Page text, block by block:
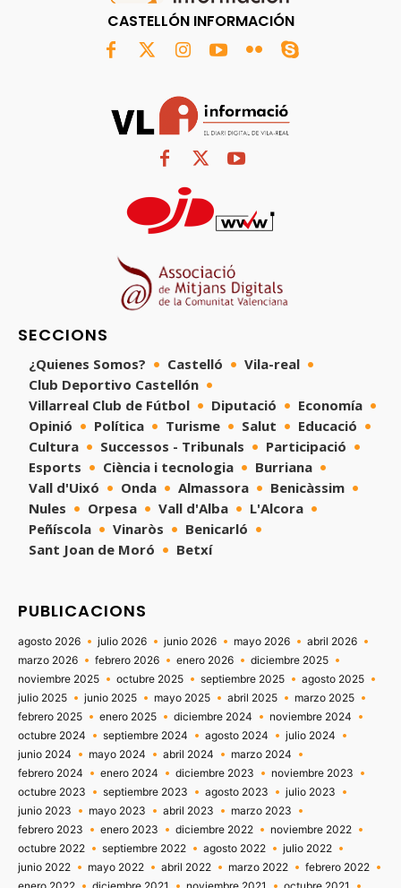
CASTELLÓN INFORMACIÓN
SECCIONS
¿Quienes Somos? Castelló
Vila-real
Club Deportivo Castellón
Villarreal Club de Fútbol
Diputació
Economía
Opinió
Política Turisme Salut
Educació
Cultura
Successos - Tribunals
Participació
Esports
Ciència i tecnologia
Burriana
Vall d'Uixó
Onda Almassora
Benicàssim
Nules
Orpesa Vall d'Alba
L'Alcora
Peñíscola
Vinaròs
Benicarló
Sant Joan de Moró
Betxí
PUBLICACIONS
agosto 2026 julio 2026 junio 2026 mayo 2026
abril 2026
marzo 2026
febrero 2026 enero 2026
diciembre 2025
noviembre 2025
octubre 2025 septiembre 2025
agosto 2025
julio 2025
junio 2025 mayo 2025 abril 2025
marzo 2025
febrero 2025
enero 2025 diciembre 2024
noviembre 2024
octubre 2024
septiembre 2024 agosto 2024
julio 2024
junio 2024
mayo 2024 abril 2024
marzo 2024
febrero 2024
enero 2024 diciembre 2023
noviembre 2023
octubre 2023
septiembre 2023 agosto 2023
julio 2023
junio 2023
mayo 2023 abril 2023
marzo 2023
febrero 2023
enero 2023 diciembre 2022
noviembre 2022
octubre 2022
septiembre 2022 agosto 2022
julio 2022
junio 2022
mayo 2022 abril 2022 marzo 2022
febrero 2022